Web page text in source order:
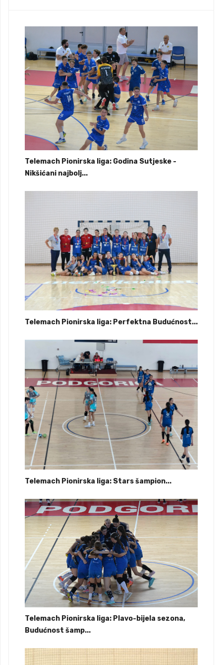
Telemach Pionirska liga: Godina Sutjeske -
Nikšićani najbolj...
Telemach Pionirska liga: Perfektna Budućnost...
Telemach Pionirska liga: Stars šampion...
Telemach Pionirska liga: Plavo-bijela sezona,
Budućnost šamp...